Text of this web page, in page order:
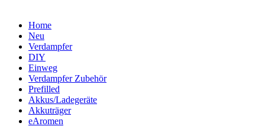
Home
Neu
Verdampfer
DIY
Einweg
Verdampfer Zubehör
Prefilled
Akkus/Ladegeräte
Akkuträger
eAromen